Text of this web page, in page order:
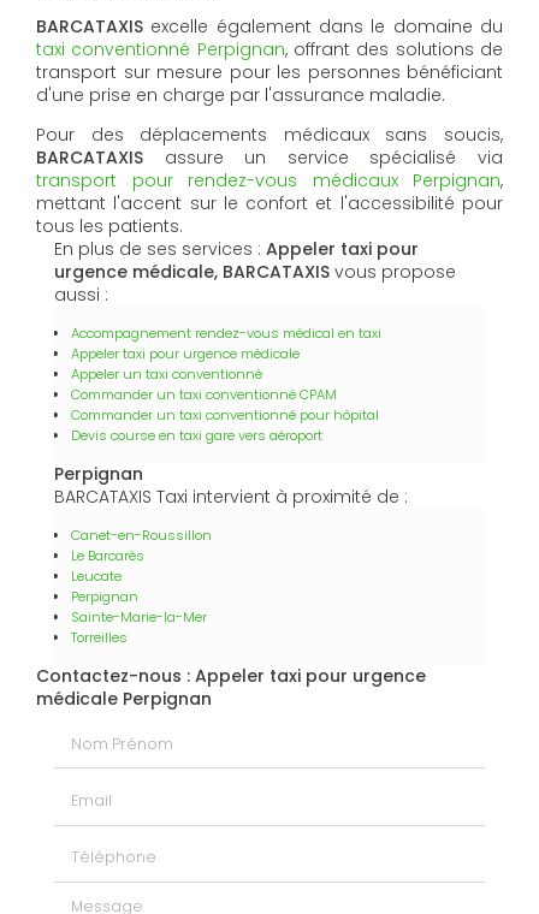
BARCATAXIS excelle également dans le domaine du
taxi conventionné Perpignan, offrant des solutions de
transport sur mesure pour les personnes bénéficiant
d'une prise en charge par l'assurance maladie.
Pour des déplacements médicaux sans soucis,
BARCATAXIS assure un service spécialisé via
transport pour rendez-vous médicaux Perpignan,
mettant l'accent sur le confort et l'accessibilité pour
tous les patients.
En plus de ses services : Appeler taxi pour
urgence médicale, BARCATAXIS vous propose
aussi :
Accompagnement rendez-vous médical en taxi
Appeler taxi pour urgence médicale
Appeler un taxi conventionné
Commander un taxi conventionné CPAM
Commander un taxi conventionné pour hôpital
Devis course en taxi gare vers aéroport
Perpignan
BARCATAXIS Taxi intervient à proximité de :
Canet-en-Roussillon
Le Barcarès
Leucate
Perpignan
Sainte-Marie-la-Mer
Torreilles
Contactez-nous : Appeler taxi pour urgence
médicale Perpignan
Message